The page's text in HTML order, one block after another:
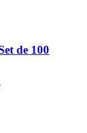
de 100